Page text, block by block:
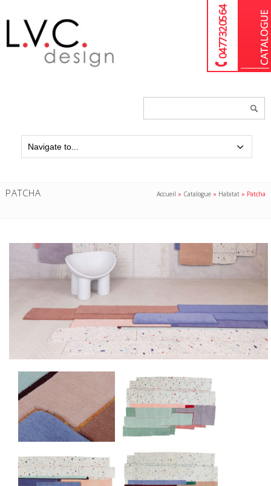
04 77 32 05 64
PATCHA Accueil » Catalogue » Habitat » Patcha